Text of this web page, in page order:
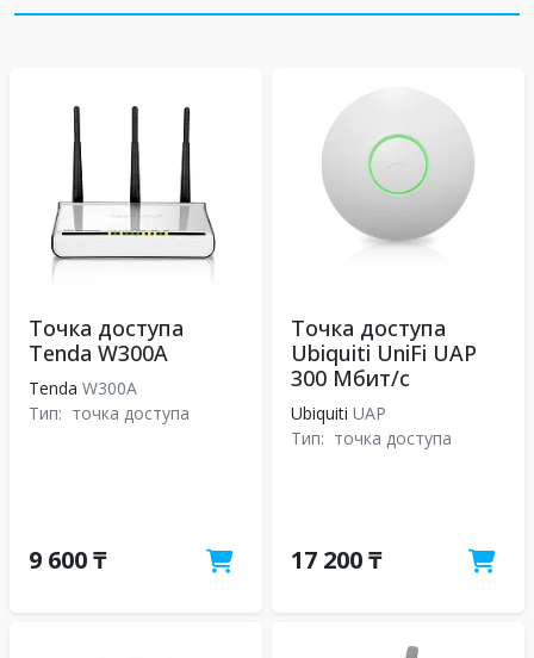
Точка доступа
Tenda W300A
Tenda W300A
Тип: точка доступа
9 600 ₸
Точка доступа
Ubiquiti UniFi UAP
300 Мбит/с
Ubiquiti UAP
Тип: точка доступа
17 200 ₸